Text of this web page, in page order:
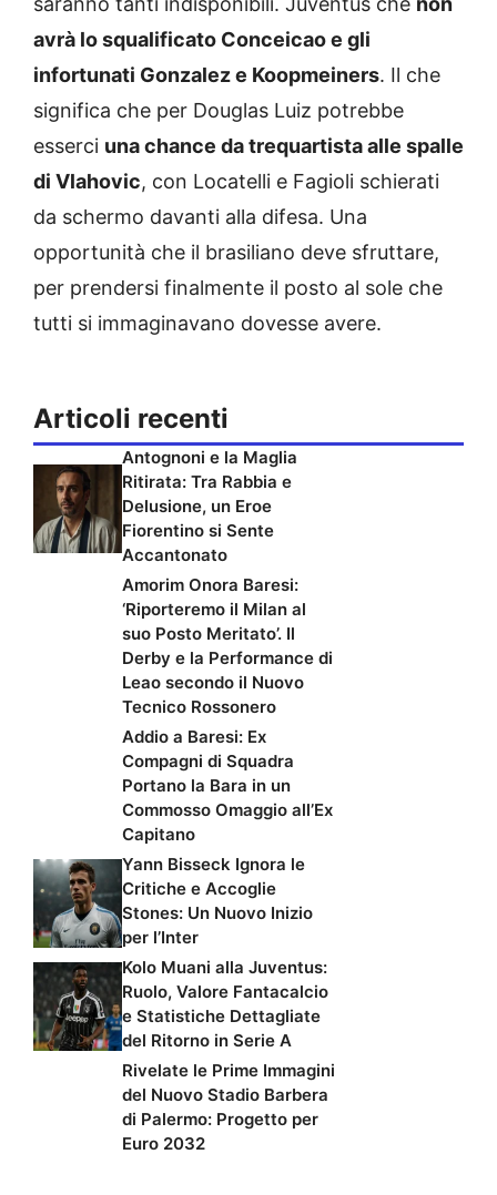
avrà lo squalificato Conceicao e gli
infortunati Gonzalez e Koopmeiners. Il che
significa che per Douglas Luiz potrebbe
esserci una chance da trequartista alle spalle
di Vlahovic, con Locatelli e Fagioli schierati
da schermo davanti alla difesa. Una
opportunità che il brasiliano deve sfruttare,
per prendersi finalmente il posto al sole che
tutti si immaginavano dovesse avere.
Articoli recenti
Antognoni e la Maglia
Ritirata: Tra Rabbia e
Delusione, un Eroe
Fiorentino si Sente
Accantonato
Amorim Onora Baresi:
‘Riporteremo il Milan al
suo Posto Meritato’. Il
Derby e la Performance di
Leao secondo il Nuovo
Tecnico Rossonero
Addio a Baresi: Ex
Compagni di Squadra
Portano la Bara in un
Commosso Omaggio all’Ex
Capitano
Yann Bisseck Ignora le
Critiche e Accoglie
Stones: Un Nuovo Inizio
per l’Inter
Kolo Muani alla Juventus:
Ruolo, Valore Fantacalcio
e Statistiche Dettagliate
del Ritorno in Serie A
Rivelate le Prime Immagini
del Nuovo Stadio Barbera
di Palermo: Progetto per
Euro 2032